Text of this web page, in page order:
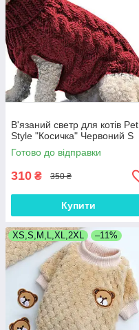
В'язаний светр для котів Pet
Style "Косичка" Червоний S
Готово до відправки
310 ₴ 350 ₴
Купити
XS,S,M,L,XL,2XL –11%